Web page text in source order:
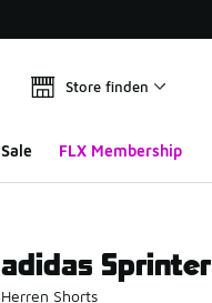
Store finden
Sale FLX Membership
adidas Sprinter
Herren Shorts